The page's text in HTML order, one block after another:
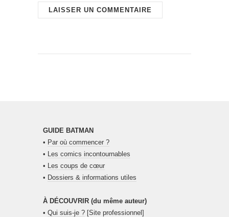
GUIDE BATMAN
• Par où commencer ?
•
Les comics incontournables
•
Les coups de cœur
• Dossiers & informations utiles
À DÉCOUVRIR (du même auteur)
• Qui suis-je ? [Site professionnel]